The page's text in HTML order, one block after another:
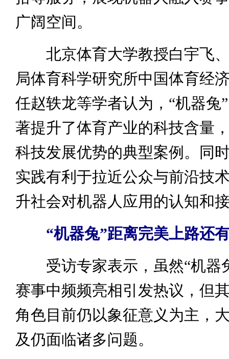
广阔空间。
北京体育大学教授白宇飞、
局体育科学研究所中国体育经
任赵轶龙等学者认为，“机器兔
著提升了体育产业的科技含量
科技发展优势的典型案例。同
实践有利于拉近公众与前沿技
升社会对机器人应用的认知和
“机器兔”距离完美上路还
受访专家表示，虽然“机器
赛事中频频亮相引发热议，但
角色目前仍以象征意义为主，
及仍面临诸多问题。